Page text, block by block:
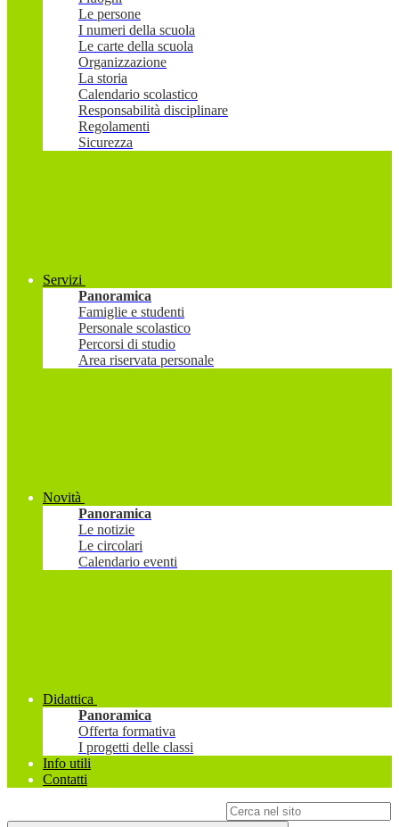
Le persone
I numeri della scuola
Le carte della scuola
Organizzazione
La storia
Calendario scolastico
Responsabilità disciplinare
Regolamenti
Sicurezza
Servizi
Panoramica
Famiglie e studenti
Personale scolastico
Percorsi di studio
Area riservata personale
Novità
Panoramica
Le notizie
Le circolari
Calendario eventi
Didattica
Panoramica
Offerta formativa
I progetti delle classi
Info utili
Contatti